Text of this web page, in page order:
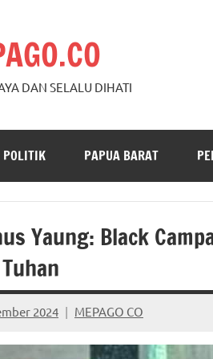
DAN SELALU DIHATI
POLITIK PAPUA BARAT
Yaung: Black
2024 MEPAGO CO